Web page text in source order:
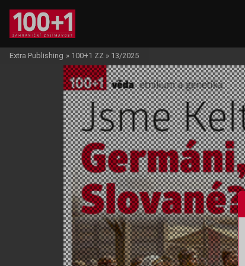
Extra Publishing » 100+1 ZZ » 13/2025